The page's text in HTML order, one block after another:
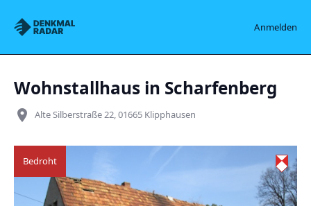
Denkmalradar Anmelden
Wohnstallhaus in Scharfenberg
place Alte Silberstraße 22, 01665 Klipphausen
Bedroht